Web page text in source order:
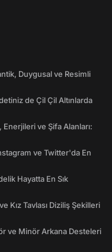
Duygusal ve Resimli
de Çil Çil Altınlarda
ve Şifa Alanları:
ve Twitter'da En
Hayatta En Sık
Kız Tavlası Diziliş Şekilleri
ve Minör Arkana Desteleri